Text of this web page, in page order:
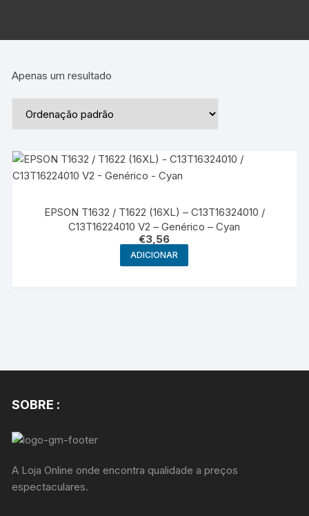
Apenas um resultado
EPSON T1632 / T1622 (16XL) – C13T16324010 /
C13T16224010 V2 – Genérico – Cyan
€3,56
ADICIONAR
SOBRE :
A Loja Online onde encontra qualidade a preços
espectaculares.